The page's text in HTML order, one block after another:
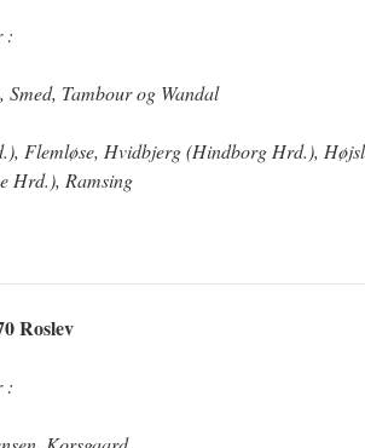
:
Tambour og Wandal
Flemløse, Hvidbjerg (Hindborg Hrd.),
Hrd.), Ramsing
Roslev
: